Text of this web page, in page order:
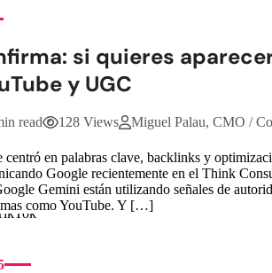
si quieres
y UGC
read 128 Views Miguel Palau, CMO /
centró en palabras clave, backlinks y
Google recientemente en el Think
Gemini están utilizando señales de
como YouTube. Y […]